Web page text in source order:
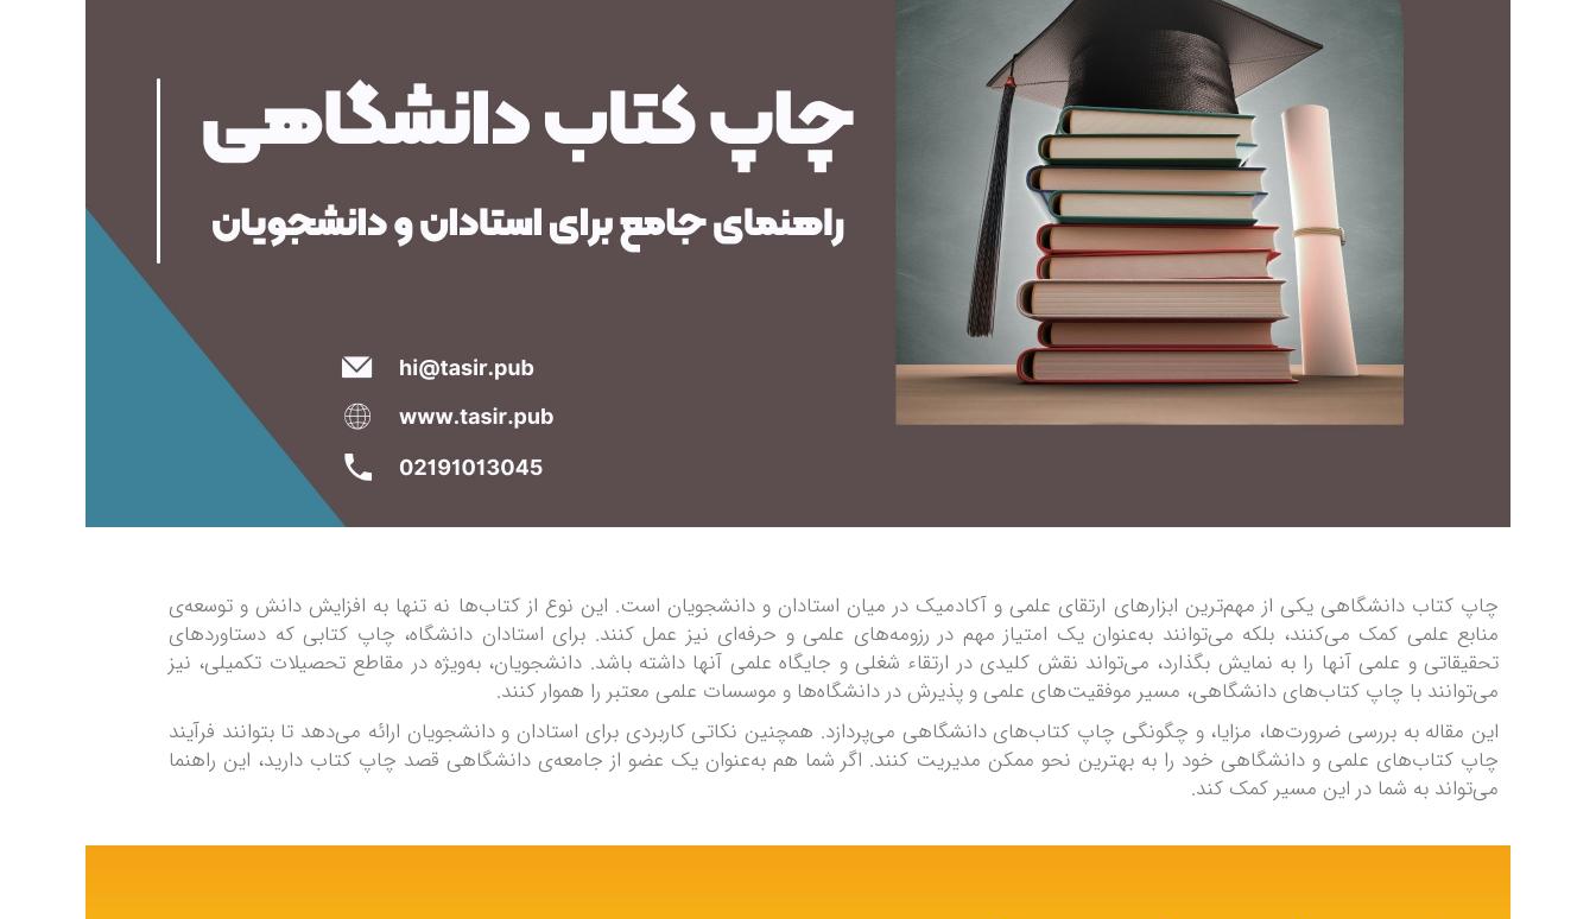
چاپ کتاب دانشگاهی یکی از مهم‌ترین ابزارهای ارتقای علمی و آکادمیک در میان استادان و دانشجویان است. این نوع از کتاب‌ها نه تنها به افزایش دانش و توسعه‌ی
منابع علمی کمک می‌کنند، بلکه می‌توانند به‌عنوان یک امتیاز مهم در رزومه‌های علمی و حرفه‌ای نیز عمل کنند. برای استادان دانشگاه، چاپ کتابی که دستاوردهای
تحقیقاتی و علمی آنها را به نمایش بگذارد، می‌تواند نقش کلیدی در ارتقاء شغلی و جایگاه علمی آنها داشته باشد. دانشجویان، به‌ویژه در مقاطع تحصیلات تکمیلی، نیز
می‌توانند با چاپ کتاب‌های دانشگاهی، مسیر موفقیت‌های علمی و پذیرش در دانشگاه‌ها و موسسات علمی معتبر را هموار کنند.
این مقاله به بررسی ضرورت‌ها، مزایا، و چگونگی چاپ کتاب‌های دانشگاهی می‌پردازد. همچنین نکاتی کاربردی برای استادان و دانشجویان ارائه می‌دهد تا بتوانند فرآیند
چاپ کتاب‌های علمی و دانشگاهی خود را به بهترین نحو ممکن مدیریت کنند. اگر شما هم به‌عنوان یک عضو از جامعه‌ی دانشگاهی قصد چاپ کتاب دارید، این راهنما
می‌تواند به شما در این مسیر کمک کند.